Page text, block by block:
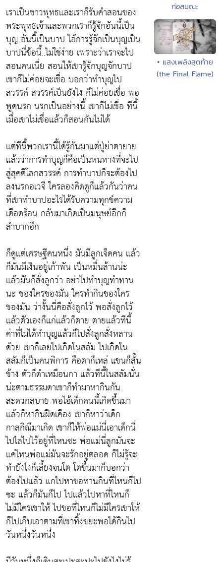
เราเป็นชาวพุทธและเราก็รับคำสอนของ
พระพุทธเจ้าและพวกเราก็รู้จักอันนี้เป็น
บุญ อันนี้เป็นบาป ไอ้การรู้จักเป็นบุญเป็น
บาปนี่ข้อนี้..ไม่ใช่ง่าย เพราะว่าเราจะไป
สอนคนเนี่ย สอนให้เขารู้จักบุญจักบาป
เขาก็ไม่ค่อยจะเชื่อ บอกว่าทำบุญไป
สวรรค์ สวรรค์เป็นยังไง ก็ไม่ค่อยเชื่อ พอ
พูดนรก นรกเป็นอย่างนี้ เขาก็ไม่เชื่อ ทีนี้
เมื่อเขาไม่เชื่อแล้วก็สอนกันไม่ได้
แต่ทีนี้พวกเรานี้ได้รู้กันมาแต่ปู่ย่าตายาย
แล้วว่าการทำบุญก็คือเป็นหนทางที่จะไป
สู่สุคติโลกสวรรค์ การทำบาปก็จะต้องไป
ลงนรกอเวจี ใครลองคิดดูก็แล้วกันว่าคน
ที่เขาทำบาปอะไรได้รับความทุกข์ความ
เดือดร้อน กลับมาเกิดเป็นมนุษย์อีกก็
ลำบากอีก
ก็ดูแต่เศรษฐีคนหนึ่ง มันมีลูกเจ็ดคน แล้ว
ก็มันมีเงินอยู่เก้าพัน เป็นหมื่นล้านน่ะ
แล้วมันก็สั่งลูกว่า อย่าไปทำบุญทำทาน
นะ ของใครของมัน ใครทำกินของใคร
ของมัน ว่างั้นนี่คือสั่งลูกไว้ พอสั่งลูกไว้
แล้วตัวเองก็แก่แล้วก็ตาย ตายแล้วทีนี้
ค่าที่ไม่ได้ทำบุญแล้วก็ไปสั่งลูกสั่งหลาน
ด้วย เขาก็เลยไปเกิดในสลัม ไปเกิดใน
สลัมก็เป็นคนพิการ คือตาก็เหล่ แขนก็สั้น
ข้าง ตัวก็ดำเหมือนกา แล้วทีนี้ในสลัมนั่น
น่ะตามธรรมดาเขาก็ทำมาหากินกัน
สะดวกสบาย พอไอ้เด็กคนนี้เกิดขึ้นมา
แล้วก็หากินฝืดเคือง เขาก็หาว่าเด็ก
กาลกิณีมาเกิด เขาก็ให้พ่อแม่นี่เอาเด็กนี่
ไปไล่ไปไว้อยู่ที่ไหนซะ พ่อแม่นี่ลูกมันจะ
แค่ไหนพ่อแม่มันจะรักอยู่ตลอด ก็ไม่รู้จะ
ทำยังไงก็เลี้ยงจนโต โตขึ้นมาก็บอกว่า
ต้องไปแล้ว แกไปหาขอทานกินที่ไหนก็ไป
ซะ แล้วก็มันก็ไป ไปแล้วไปหาที่ไหนก็
ไม่มีใครเขาให้ ไปขอที่ไหนก็ไม่มีใครเขาให้
ก็ไปเก็บเอาตามที่เขาทิ้งขยะพอได้กินไป
วันหนึ่งวันหนึ่ง
ก่อสมณะ
• แสงเพลิงสุดท้าย
(the Final Flame)